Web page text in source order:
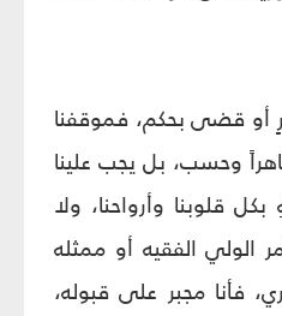
أو قضى بحكم، فموقفنا
وحسب، بل يجب علينا
قلوبنا وأرواحنا، ولا
الولي الفقيه أو ممثله
فأنا مجبر على قبوله،